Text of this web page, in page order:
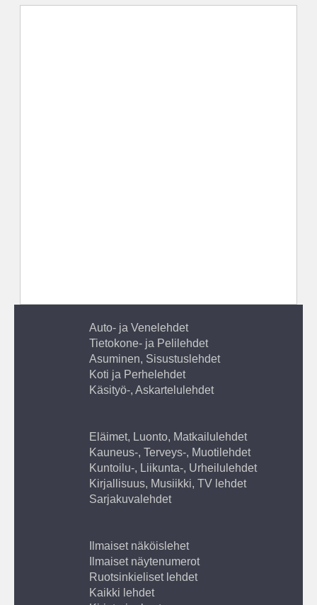
Auto- ja Venelehdet
Tietokone- ja Pelilehdet
Asuminen, Sisustuslehdet
Koti ja Perhelehdet
Käsityö-, Askartelulehdet
Eläimet, Luonto, Matkailulehdet
Kauneus-, Terveys-, Muotilehdet
Kuntoilu-, Liikunta-, Urheilulehdet
Kirjallisuus, Musiikki, TV lehdet
Sarjakuvalehdet
Ilmaiset näköislehet
Ilmaiset näytenumerot
Ruotsinkieliset lehdet
Kaikki lehdet